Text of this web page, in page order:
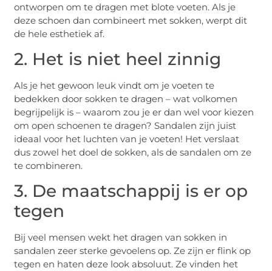
ontworpen om te dragen met blote voeten. Als je
deze schoen dan combineert met sokken, werpt dit
de hele esthetiek af.
2. Het is niet heel zinnig
Als je het gewoon leuk vindt om je voeten te
bedekken door sokken te dragen – wat volkomen
begrijpelijk is – waarom zou je er dan wel voor kiezen
om open schoenen te dragen? Sandalen zijn juist
ideaal voor het luchten van je voeten! Het verslaat
dus zowel het doel de sokken, als de sandalen om ze
te combineren.
3. De maatschappij is er op
tegen
Bij veel mensen wekt het dragen van sokken in
sandalen zeer sterke gevoelens op. Ze zijn er flink op
tegen en haten deze look absoluut. Ze vinden het